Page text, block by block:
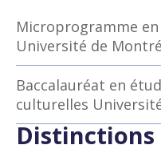
Microprogramme
Université de
Baccalauréat en
culturelles
Distinctions